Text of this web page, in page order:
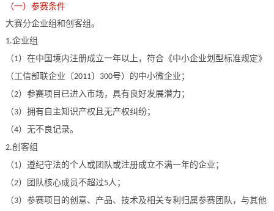
（一）参赛条件
大赛分企业组和创客组。
1.企业组
（1）在中国境内注册成立一年以上，符合《中小企业划型标准规定》
（工信部联企业〔2011〕 300号）的中小微企业；
（2）参赛项目已进入市场，具有良好发展潜力；
（3）拥有自主知识产权且无产权纠纷；
（4）无不良记录。
2.创客组
（1）遵纪守法的个人或团队或注册成立不满一年的企业；
（2）团队核心成员不超过5人；
（3）参赛项目的创意、产品、技术及相关专利归属参赛团队，与其他